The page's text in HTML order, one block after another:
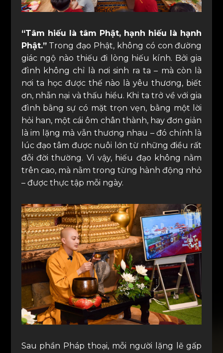
“Tâm hiếu là tâm Phật, hạnh hiếu là hạnh
Phật.”Trong đạo Phật, không có con đường
giác ngộ nào thiếu đi lòng hiếu kính. Bởi gia
đình không chỉ là nơi sinh ra ta – mà còn là
nơi ta học được thế nào là yêu thương, biết
ơn, nhẫn nại và thấu hiểu. Khi ta trở về với gia
đình bằng sự có mặt trọn vẹn, bằng một lời
hỏi han, một cái ôm chân thành, hay đơn giản
là im lặng mà vẫn thương nhau – đó chính là
lúc đạo tâm được nuôi lớn từ những điều rất
đỗi đời thường. Vì vậy, hiếu đạo không nằm
trên cao, mà nằm trong từng hành động nhỏ
– được thực tập mỗi ngày.
Sau phần Pháp thoại, mỗi người lặng lẽ gấp